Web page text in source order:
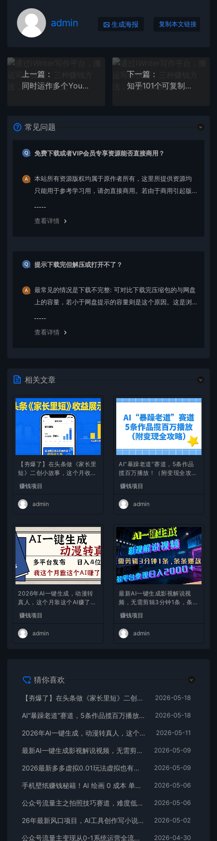
admin 生成海报 复制本文链接
上一篇：
同时运作多个Youtube频道，不露脸，不录音，轻松制作热门节目，月入1W美元
下一篇：
知乎101个可复制案例库，知乎做到年入500万的大V整理知乎賺钱案例
常见问题
免费下载或者VIP会员专享资源能否直接商用？
本站所有资源版权均属于原作者所有，这里所提供资源均
只能用于参考学习用，请勿直接商用。若由于商用引起版
查看详情
提示下载完但解压或打开不了？
最常见的情况是下载不完整: 可对比下载完压缩包的与网盘
上的容量，若小于网盘提示的容量则是这个原因。这是浏
查看详情
相关文章
【夯爆了】在头条做《家长里
短》二创小故事，这个月收益
2w+
赚钱项目
admin
AI“暴躁老道”赛道，5条作品
揽百万播放！（附变现全攻
略）
赚钱项目
admin
2026年AI一键生成，动漫转
真人，这个月靠这个AI赚了2
赚钱项目
admin
最新AI一键生成影视解说视
频，无需剪辑3分钟1条，条条
+
赚钱项目
admin
猜你喜欢
【夯爆了】在头条做《家长里短》二创小故事，这个月收益2w+ 2026-05-18
AI“暴躁老道”赛道，5条作品揽百万播放！（附变现全攻略） 2026-05-18
2026年AI一键生成，动漫转真人，这个月靠这个AI赚了2W+ 2026-05-11
最新AI一键生成影视解说视频，无需剪辑3分钟1条，条条爆款，多平台变现日入2000+ 2026-05-09
2026最新多多虚拟0.01玩法虚拟也有新门路轻松日入2500! 2026-05-09
手机壁纸赚钱秘籍！AI 绘画 0 成本 单店狂销 3.8 万单 2026-05-06
公众号流量主之拍照技巧赛道，难度低+流量大，起号第一篇就爆了10w阅读！ 2026-05-06
26年最新风口项目，AI工具创作写小说，轻松实现日入1000+ 2026-05-02
公众号流量主变现从0-1系统运营全流程讲解！ 2026-04-30